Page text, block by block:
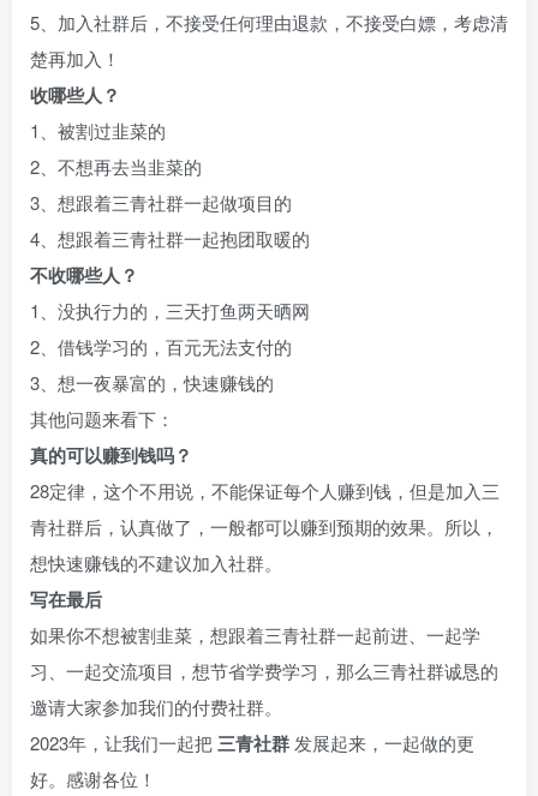
5、加入社群后，不接受任何理由退款，不接受白嫖，考虑清
楚再加入！
收哪些人？
1、被割过韭菜的
2、不想再去当韭菜的
3、想跟着三青社群一起做项目的
4、想跟着三青社群一起抱团取暖的
不收哪些人？
1、没执行力的，三天打鱼两天晒网
2、借钱学习的，百元无法支付的
3、想一夜暴富的，快速赚钱的
其他问题来看下：
真的可以赚到钱吗？
28定律，这个不用说，不能保证每个人赚到钱，但是加入三
青社群后，认真做了，一般都可以赚到预期的效果。所以，
想快速赚钱的不建议加入社群。
写在最后
如果你不想被割韭菜，想跟着三青社群一起前进、一起学
习、一起交流项目，想节省学费学习，那么三青社群诚恳的
邀请大家参加我们的付费社群。
2023年，让我们一起把三青社群 发展起来，一起做的更
好。感谢各位！